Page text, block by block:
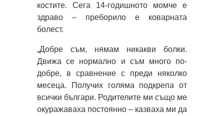
костите. Сега 14-годишното момче е
здраво – преборило е коварната
болест.
„Добре съм, нямам никакви болки.
Движа се нормално и съм много по-
добре, в сравнение с преди няколко
месеца. Получих голяма подкрепа от
всички българи. Родителите ми също ме
окуражаваха постоянно – казваха ми да